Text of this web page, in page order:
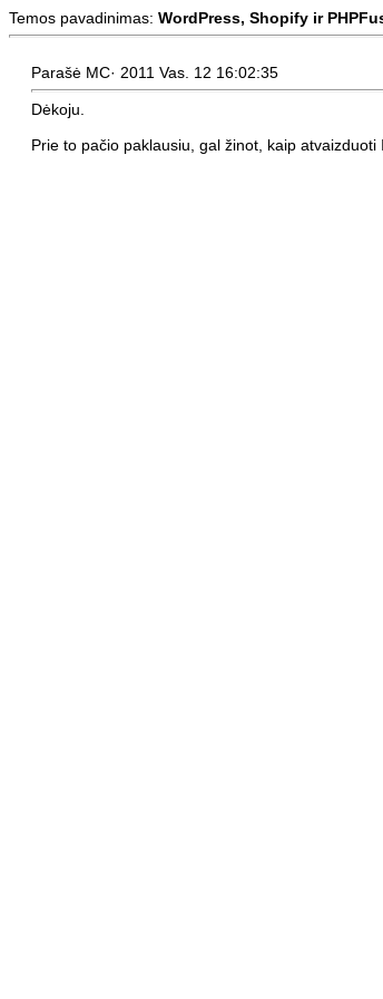
Temos pavadinimas: WordPress, Shopify ir
Parašė MC· 2011 Vas. 12 16:02:35
Dėkoju.
Prie to pačio paklausiu, gal žinot, kaip atvaizduoti